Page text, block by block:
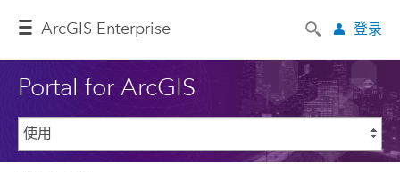
ArcGIS Enterprise 登录
Portal for ArcGIS